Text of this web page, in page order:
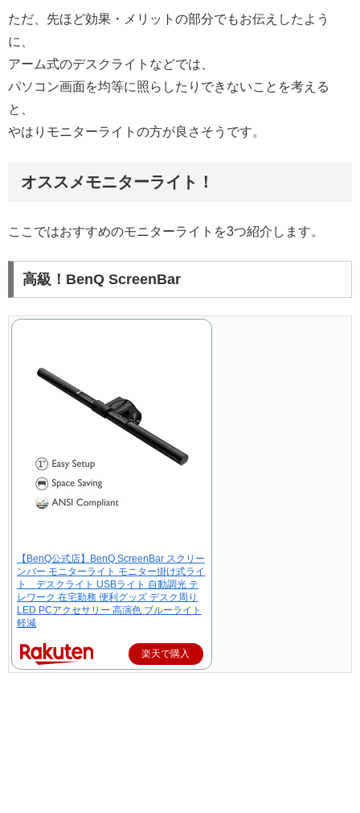
ただ、先ほど効果・メリットの部分でもお伝えしたよう
に、
アーム式のデスクライトなどでは、
パソコン画面を均等に照らしたりできないことを考える
と、
やはりモニターライトの方が良さそうです。
オススメモニターライト！
ここではおすすめのモニターライトを3つ紹介します。
高級！BenQ ScreenBar
【BenQ公式店】BenQ ScreenBar スクリー
ンバー モニターライト モニター掛け式ライ
ト デスクライト USBライト 自動調光 テ
レワーク 在宅勤務 便利グッズ デスク周り
LED PCアクセサリー 高演色 ブルーライト
軽減
楽天で購入